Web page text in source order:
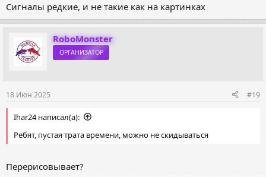
Сигналы редкие, и не такие как на картинках
RoboMonster
ОРГАНИЗАТОР
18 Июн 2025 #19
Ihar24 написал(а):
Ребят, пустая трата времени, можно не скидываться
Перерисовывает?